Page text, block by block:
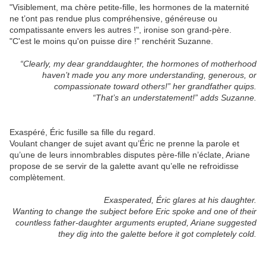
"Visiblement, ma chère petite-fille, les hormones de la maternité
ne t’ont pas rendue plus compréhensive, généreuse ou
compatissante envers les autres !", ironise son grand-père.
"C'est le moins qu'on puisse dire !" renchérit Suzanne.
“Clearly, my dear granddaughter, the hormones of motherhood
haven’t made you any more understanding, generous, or
compassionate toward others!” her grandfather quips.
“That’s an understatement!” adds Suzanne.
Exaspéré, Éric fusille sa fille du regard.
Voulant changer de sujet avant qu’Éric ne prenne la parole et
qu’une de leurs innombrables disputes père-fille n’éclate, Ariane
propose de se servir de la galette avant qu’elle ne refroidisse
complètement.
Exasperated, Éric glares at his daughter.
Wanting to change the subject before Eric spoke and one of their
countless father-daughter arguments erupted, Ariane suggested
they dig into the galette before it got completely cold.